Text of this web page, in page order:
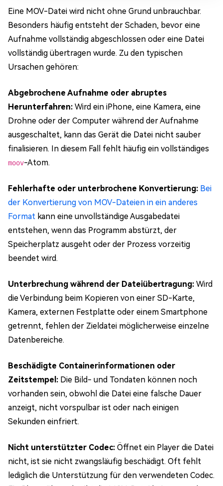
Eine MOV-Datei wird nicht ohne Grund unbrauchbar.
Besonders häufig entsteht der Schaden, bevor eine
Aufnahme vollständig abgeschlossen oder eine Datei
vollständig übertragen wurde. Zu den typischen
Ursachen gehören:
Abgebrochene Aufnahme oder abruptes
Herunterfahren: Wird ein iPhone, eine Kamera, eine
Drohne oder der Computer während der Aufnahme
ausgeschaltet, kann das Gerät die Datei nicht sauber
finalisieren. In diesem Fall fehlt häufig ein vollständiges
moov-Atom.
Fehlerhafte oder unterbrochene Konvertierung: Bei
der Konvertierung von MOV-Dateien in ein anderes
Format kann eine unvollständige Ausgabedatei
entstehen, wenn das Programm abstürzt, der
Speicherplatz ausgeht oder der Prozess vorzeitig
beendet wird.
Unterbrechung während der Dateiübertragung: Wird
die Verbindung beim Kopieren von einer SD-Karte,
Kamera, externen Festplatte oder einem Smartphone
getrennt, fehlen der Zieldatei möglicherweise einzelne
Datenbereiche.
Beschädigte Containerinformationen oder
Zeitstempel: Die Bild- und Tondaten können noch
vorhanden sein, obwohl die Datei eine falsche Dauer
anzeigt, nicht vorspulbar ist oder nach einigen
Sekunden einfriert.
Nicht unterstützter Codec: Öffnet ein Player die Datei
nicht, ist sie nicht zwangsläufig beschädigt. Oft fehlt
lediglich die Unterstützung für den verwendeten Codec.